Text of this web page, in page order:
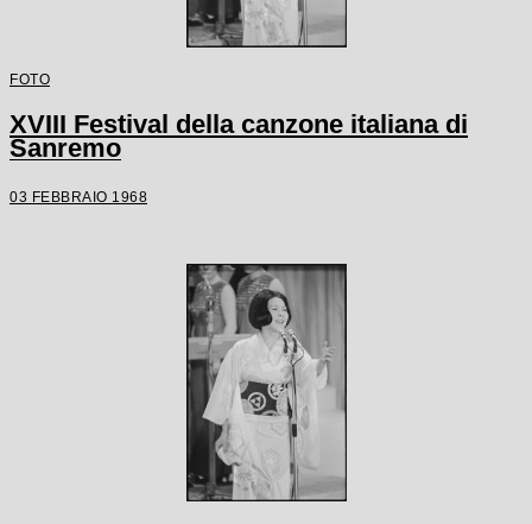
FOTO
XVIII Festival della canzone italiana di
Sanremo
03 FEBBRAIO 1968